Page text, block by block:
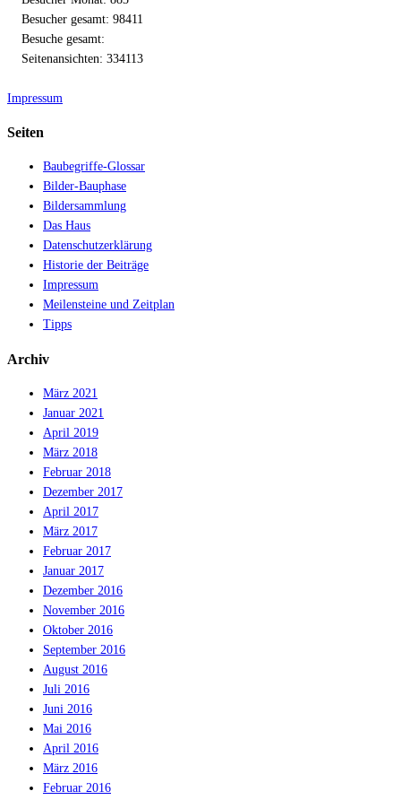
Besucher gesamt: 98411
Besuche gesamt:
Seitenansichten: 334113
Impressum
Seiten
Baubegriffe-Glossar
Bilder-Bauphase
Bildersammlung
Das Haus
Datenschutzerklärung
Historie der Beiträge
Impressum
Meilensteine und Zeitplan
Tipps
Archiv
März 2021
Januar 2021
April 2019
März 2018
Februar 2018
Dezember 2017
April 2017
März 2017
Februar 2017
Januar 2017
Dezember 2016
November 2016
Oktober 2016
September 2016
August 2016
Juli 2016
Juni 2016
Mai 2016
April 2016
März 2016
Februar 2016